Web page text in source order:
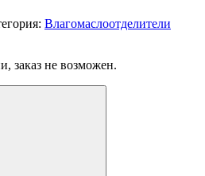
Влагомаслоотделители
заказ не возможен.